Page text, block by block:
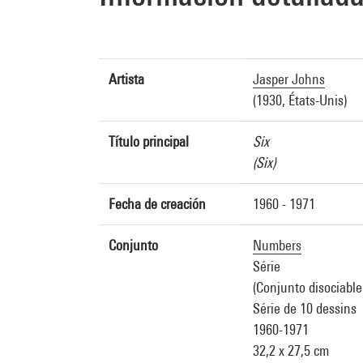
Artista
Jasper Johns
(1930, États-Unis)
Título principal
Six
(Six)
Fecha de creación 1960 - 1971
Conjunto
Numbers
Série
(Conjunto
Série de 10 dessins
1960-1971
32,2 x 27,5 cm